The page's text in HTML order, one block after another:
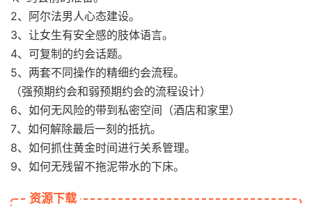
2、阿尔法男人心态建设。
3、让女生有安全感的肢体语言。
4、可复制的约会话题。
5、两套不同操作的精细约会流程。
（强预期约会和弱预期约会的流程设计）
6、如何无风险的带到私密空间（酒店和家里）
7、如何解除最后一刻的抵抗。
8、如何抓住黄金时间进行关系管理。
9、如何无残留不拖泥带水的下床。
资源下载